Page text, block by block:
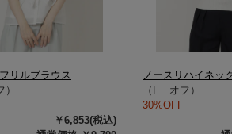
リルブラウス
￥6,853(税込)
ノースリハイネッ
（F オフ）
30%OFF